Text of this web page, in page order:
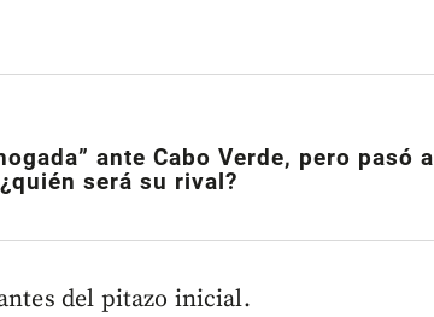
ante Cabo Verde, pero pasó a
será su rival?
del pitazo inicial.